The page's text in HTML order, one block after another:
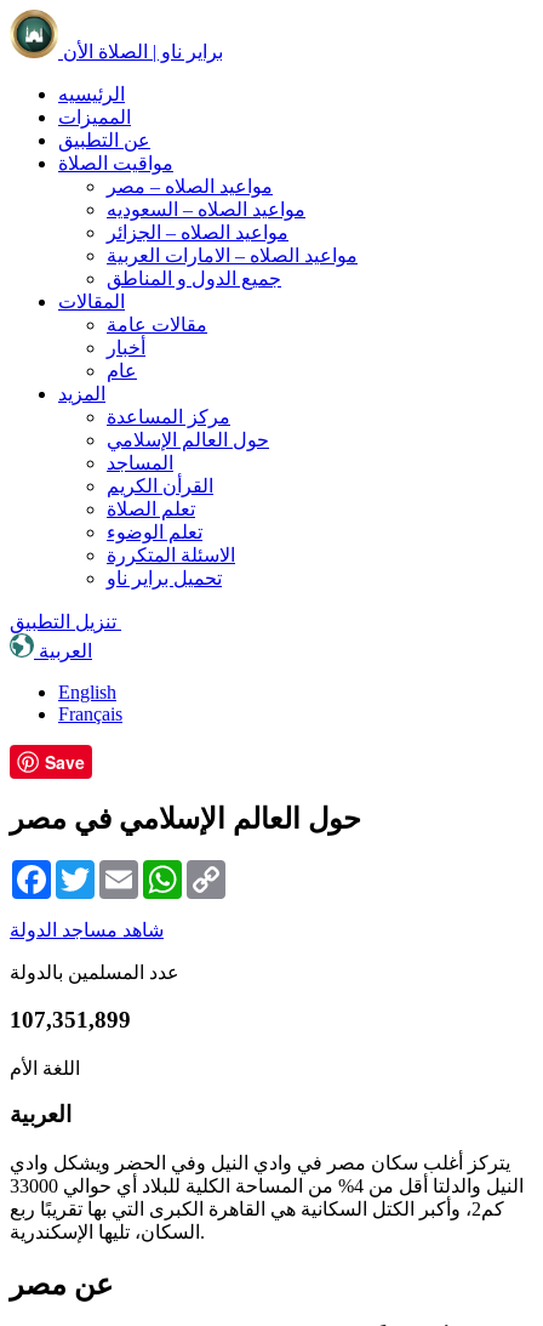
براير ناو | الصلاة الأن
الرئيسيه
المميزات
عن التطبيق
مواقيت الصلاة
مواعيد الصلاه – مصر
مواعيد الصلاه – السعوديه
مواعيد الصلاه – الجزائر
مواعيد الصلاه – الامارات العربية
جميع الدول و المناطق
المقالات
مقالات عامة
أخبار
عام
المزيد
مركز المساعدة
حول العالم الإسلامي
المساجد
القرأن الكريم
تعلم الصلاة
تعلم الوضوء
الاسئلة المتكررة
تحميل براير ناو
العربية
English
Français
Save
حول العالم الإسلامي في مصر
Facebook
TwitterEmail WhatsApp
شاهد مساجد الدولة
عدد المسلمين بالدولة
107,351,899
اللغة الأم
العربية
يتركز أغلب سكان مصر في وادي النيل وفي الحضر ويشكل وادي
النيل والدلتا أقل من 4% من المساحة الكلية للبلاد أي حوالي 33000
كم2، وأكبر الكتل السكانية هي القاهرة الكبرى التي بها تقريبًا ربع
السكان، تليها الإسكندرية.
عن مصر